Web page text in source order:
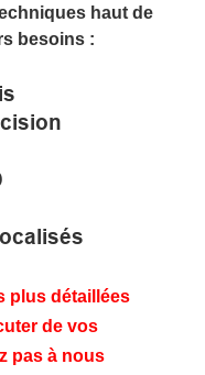
haut de
besoins :
plus détaillées
de vos
pas à nous